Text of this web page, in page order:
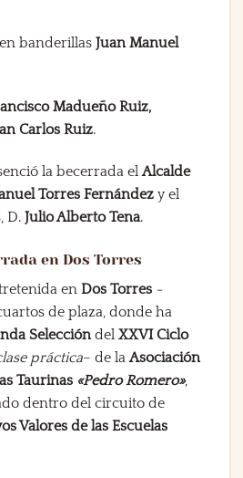
banderillas Juan Manuel
Madueño Ruiz,
Carlos Ruiz.
la becerrada elAlcalde
Torres Fernández y el
D. Julio Alberto Tena.
en Dos Torres
en Dos Torres -
de plaza, donde ha
Seleccióndel XXVI Ciclo
práctica– de laAsociación
Taurinas «Pedro Romero»,
dentro del circuito de
Valores de las Escuelas